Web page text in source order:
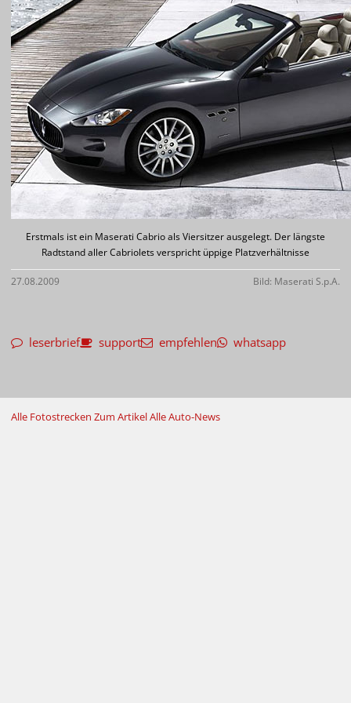
Erstmals ist ein Maserati Cabrio als Viersitzer ausgelegt. Der längste
Radtstand aller Cabriolets verspricht üppige Platzverhältnisse
27.08.2009 Bild: Maserati S.p.A.
leserbrief support empfehlen whatsapp
Alle Fotostrecken Zum ArtikelAlle Auto-News